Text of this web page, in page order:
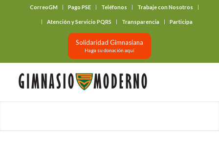
CorreoGM Pago PSE Teléfonos Trabaje con Nosotros
Atención y Servicio PQRS Transparencia Participa
Solidaridad Gimnasiana
Haga su donación aquí